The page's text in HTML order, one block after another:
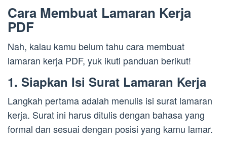
Cara Membuat Lamaran Kerja
PDF
Nah, kalau kamu belum tahu cara membuat
lamaran kerja PDF, yuk ikuti panduan berikut!
1. Siapkan Isi Surat Lamaran Kerja
Langkah pertama adalah menulis isi surat lamaran
kerja. Surat ini harus ditulis dengan bahasa yang
formal dan sesuai dengan posisi yang kamu lamar.